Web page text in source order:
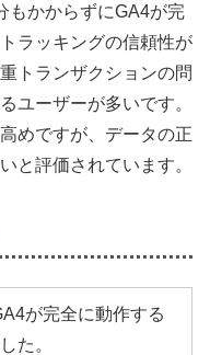
もかからずにGA4が完
ラッキングの信頼性が
トランザクションの問
ユーザーが多いです。
めですが、データの正
と評価されています。
が完全に動作する
た。